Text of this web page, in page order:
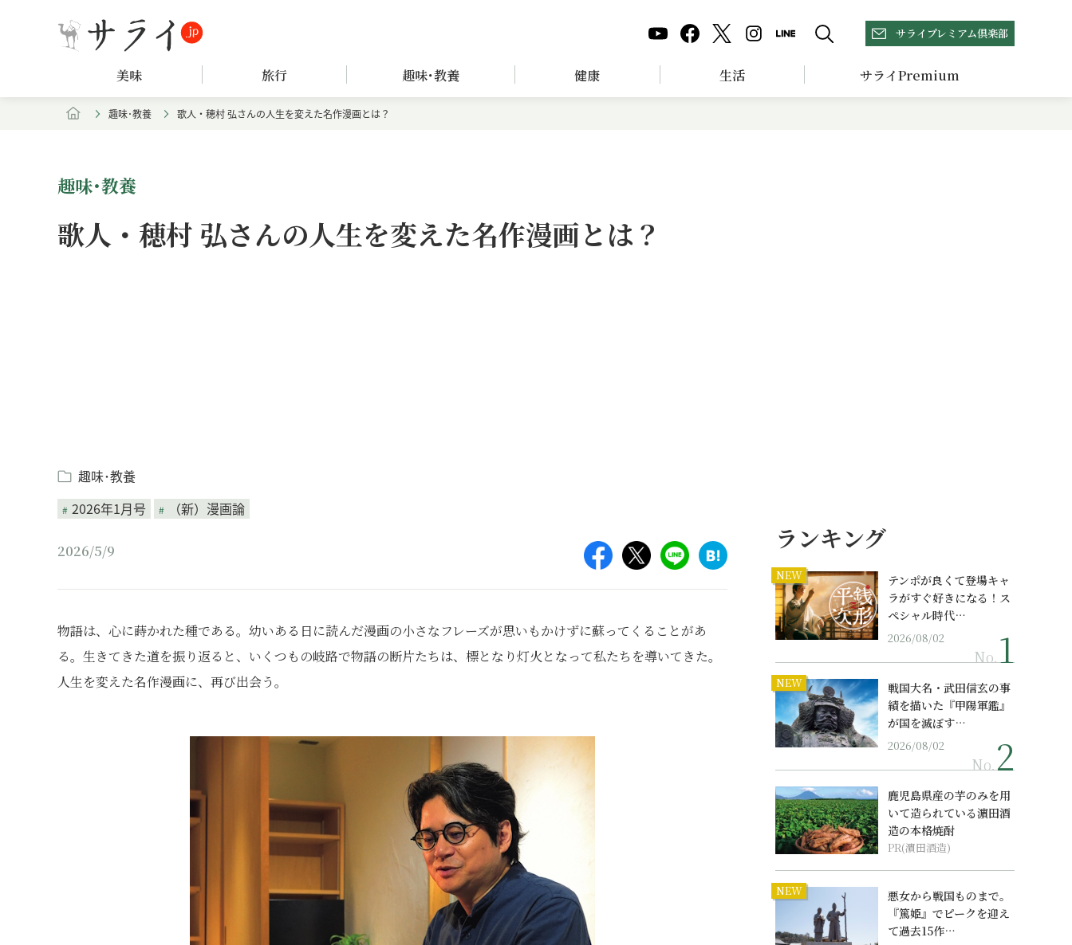
サライプレミアム倶楽部
美味 旅行 趣味･教養 健康 生活 サライPremium
趣味･教養 歌人・穂村 弘さんの人生を変えた名作漫画とは？
趣味･教養
歌人・穂村 弘さんの人生を変えた名作漫画とは？
趣味･教養
2026年1月号
（新）漫画論
2026/5/9
物語は、心に蒔かれた種である。幼いある日に読んだ漫画の小さなフレーズが思いもかけずに蘇ってくることがあ
る。生きてきた道を振り返ると、いくつもの岐路で物語の断片たちは、標となり灯火となって私たちを導いてきた。
人生を変えた名作漫画に、再び出会う。
ランキング
NEW
テンポが良くて登場キャ
ラがすぐ好きになる！ス
ペシャル時代…
2026/08/02
No.
NEW
戦国大名・武田信玄の事
績を描いた『甲陽軍鑑』
が国を滅ぼす…
2026/08/02
No.
鹿児島県産の芋のみを用
いて造られている濵田酒
造の本格焼酎
PR(濵田酒造)
NEW
悪女から戦国ものまで。
『篤姫』でピークを迎え
て過去15作…